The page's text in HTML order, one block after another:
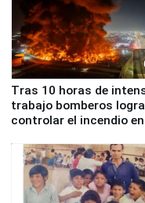
Tras 10 horas de
trabajo bomberos
controlar el incendio
de Chile